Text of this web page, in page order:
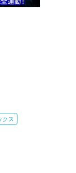
クス